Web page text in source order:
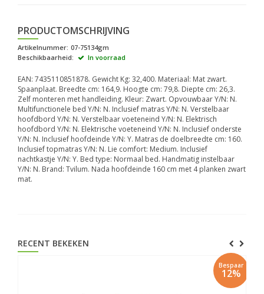
PRODUCTOMSCHRIJVING
Artikelnummer: 07-75134gm
Beschikbaarheid:
In voorraad
EAN: 7435110851878. Gewicht Kg: 32,400. Materiaal: Mat zwart.
Spaanplaat. Breedte cm: 164,9. Hoogte cm: 79,8. Diepte cm: 26,3.
Zelf monteren met handleiding. Kleur: Zwart. Opvouwbaar Y/N: N.
Multifunctionele bed Y/N: N. Inclusief matras Y/N: N. Verstelbaar
hoofdbord Y/N: N. Verstelbaar voeteneind Y/N: N. Elektrisch
hoofdbord Y/N: N. Elektrische voeteneind Y/N: N. Inclusief onderste
Y/N: N. Inclusief hoofdeinde Y/N: Y. Matras de doelbreedte cm: 160.
Inclusief topmatras Y/N: N. Lie comfort: Medium. Inclusief
nachtkastje Y/N: Y. Bed type: Normaal bed. Handmatig instelbaar
Y/N: N. Brand: Tvilum. Nada hoofdeinde 160 cm met 4 planken zwart
mat.
RECENT BEKEKEN
Bespaar
12%